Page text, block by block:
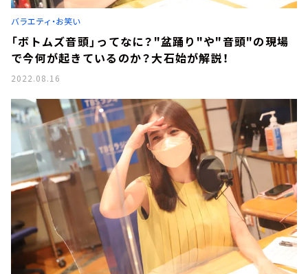
バラエティ・お笑い
「ボトムズ音頭」ってなに？"盆踊り"や"音頭"の現場
で今何が起きているのか？大石始が解説！
2022.08.16